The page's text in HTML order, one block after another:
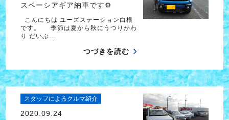
スペーシアギア納車です⚙
こんにちは ユーズステーション白根
です。 季節は夏から秋にうつりかわ
り だいぶ…
つづきを読む
スタッフによるクルマ紹介
2020.09.24